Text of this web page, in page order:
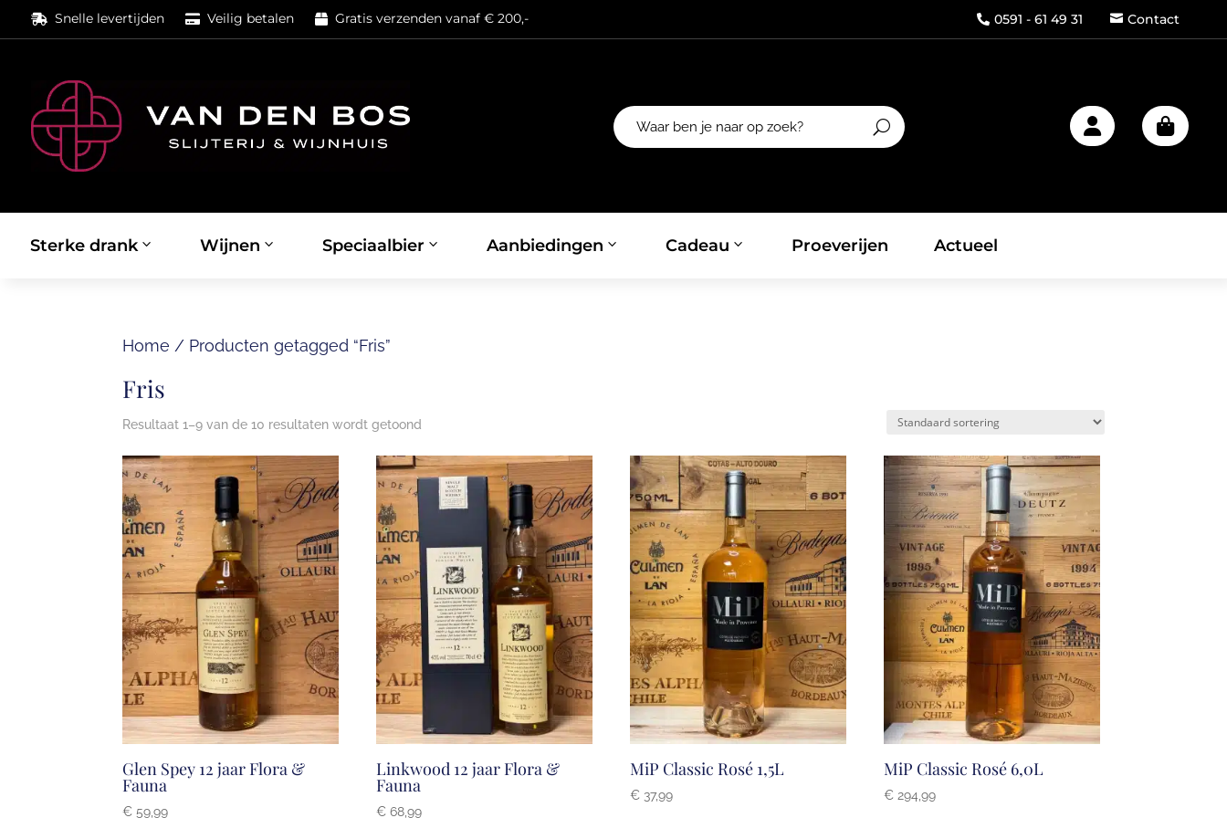
 Snelle levertijden  Veilig betalen  Gratis verzenden vanaf € 200,-  0591 - 61 49 31  Contact

Sterke drank Wijnen Speciaalbier Aanbiedingen Cadeau Proeverijen Actueel
Home / Producten getagged “Fris”
Fris
Resultaat 1–9 van de 10 resultaten wordt getoond
Glen Spey 12 jaar Flora &
Fauna
€ 59,99
Linkwood 12 jaar Flora &
Fauna
€ 68,99
MiP Classic Rosé 1,5L
€ 37,99
MiP Classic Rosé 6,0L
€ 294,99